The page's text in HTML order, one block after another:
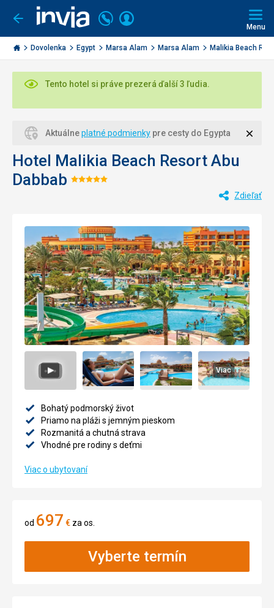
Ísť
späť
Invia.sk
Volajte
+421
2
3221
Prihlásiť
Menu
Dovolenka Egypt Marsa Alam Marsa Alam Malikia Beach
Tento hotel si práve prezerá ďalší 3 ľudia.
Aktuálneplatné podmienky pre cesty do Egypta
Hotel Malikia Beach Resort Abu
Dabbab Hodnotenie:
Zdieľať
Viac
Bohatý podmorský život
Priamo na pláži s jemným pieskom
Rozmanitá a chutná strava
Vhodné pre rodiny s deťmi
Viac o ubytovaní
od 697 € za os.
Vyberte termín